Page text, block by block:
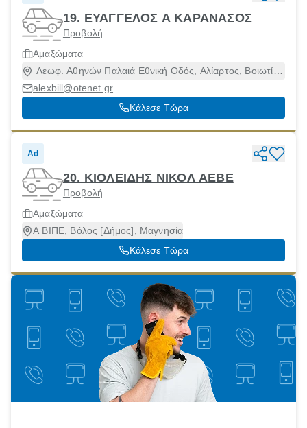
19. ΕΥΑΓΓΕΛΟΣ Α ΚΑΡΑΝΑΣΟΣ
Προβολή
Αμαξώματα
Λεωφ. Αθηνών Παλαιά Εθνική Οδός, Αλίαρτος, Βοιωτία,
alexbill@otenet.gr
Κάλεσε Τώρα
Ad
20. ΚΙΟΛΕΙΔΗΣ ΝΙΚΟΛ ΑΕΒΕ
Προβολή
Αμαξώματα
Α ΒΙΠΕ, Βόλος [Δήμος], Μαγνησία
Κάλεσε Τώρα